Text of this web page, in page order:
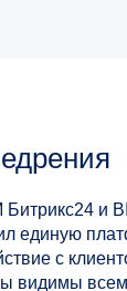
и
единую
с
видимы
способом!